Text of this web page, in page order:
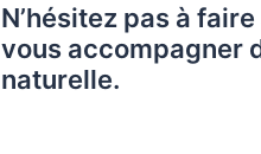
N’hésitez pas à
vous accompagner
naturelle.